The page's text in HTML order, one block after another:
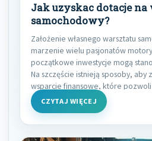
Jak uzyskac dotacje na
samochodowy?
Założenie własnego warsztatu
marzenie wielu pasjonatów
początkowe inwestycje mogą
Na szczęście istnieją sposoby,
wsparcie finansowe, które
CZYTAJ WIĘCEJ